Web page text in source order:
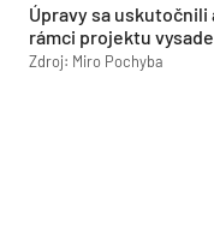
Úpravy sa uskutočnili
rámci projektu
Zdroj: Miro Pochyba